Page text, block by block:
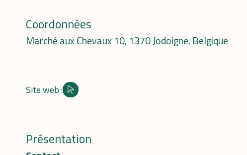
Coordonnées
Marché aux Chevaux 10, 1370 Jodoigne, Belgique
Site web :
Site internet
Présentation